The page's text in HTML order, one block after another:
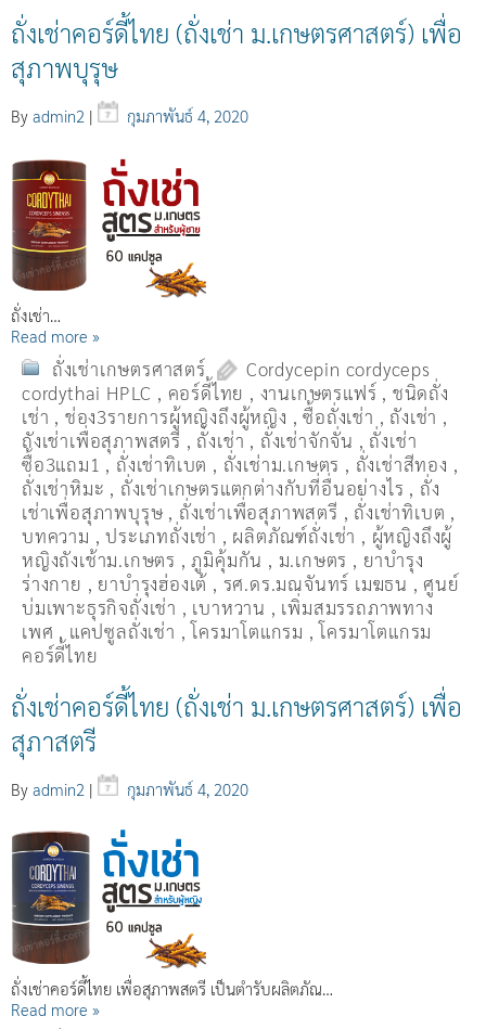
ถั่งเช่าคอร์ดี้ไทย (ถั่งเช่า ม.เกษตรศาสตร์) เพื่อ
สุภาพบุรุษ
By admin2 | กุมภาพันธ์ 4, 2020
ถั่งเช่า…
Read more »
ถั่งเช่าเกษตรศาสตร์
Cordycepin cordyceps
cordythai HPLC , คอร์ดี้ไทย , งานเกษตรแฟร์ , ชนิดถั่ง
เช่า , ช่อง3รายการผู้หญิงถึงผู้หญิง ,ซื้อถั่งเช่า , ถังเช่า ,
ถังเช่าเพื่อสุภาพสตรี , ถั่งเช่า , ถั่งเช่าจักจั่น , ถั่งเช่า
ซื้อ3แถม1 , ถั่งเช่าทิเบต , ถั่งเช่าม.เกษตร , ถั่งเช่าสีทอง ,
ถั่งเช่าหิมะ , ถั่งเช่าเกษตรแตกต่างกับที่อื่นอย่างไร , ถั่ง
เช่าเพื่อสุภาพบุรุษ , ถั่งเช่าเพื่อสุภาพสตรี , ถั่่งเช่าทิเบต ,
บทความ ,ประเภทถั่งเช่า , ผลิตภัณฑ์ถั่งเช่า , ผู้หญิงถึงผู้
หญิงถังเช้าม.เกษตร ,ภูมิคุ้มกัน , ม.เกษตร , ยาบำรุง
ร่างกาย , ยาบำรุงฮ่องเต้ , รศ.ดร.มณจันทร์ เมฆธน , ศูนย์
บ่มเพาะธุรกิจถั่งเช่า , เบาหวาน , เพิ่มสมรรถภาพทาง
เพศ , แคปซูลถั่งเช่า ,โครมาโตแกรม ,โครมาโตแกรม
คอร์ดี้ไทย
ถั่งเช่าคอร์ดี้ไทย (ถั่งเช่า ม.เกษตรศาสตร์) เพื่อ
สุภาสตรี
By admin2 | กุมภาพันธ์ 4, 2020
ถั่งเช่าคอร์ดี้ไทย เพื่อสุภาพสตรี เป็นตำรับผลิตภัณ…
Read more »